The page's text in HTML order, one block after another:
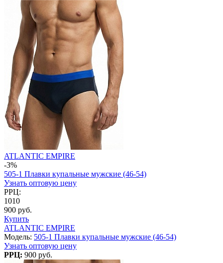
ATLANTIC EMPIRE
-3%
505-1 Плавки купальные мужские (46-54)
Узнать оптовую цену
РРЦ:
1010
900 руб.
Купить
ATLANTIC EMPIRE
Модель: 505-1 Плавки купальные мужские (46-54)
Узнать оптовую цену
РРЦ: 900 руб.